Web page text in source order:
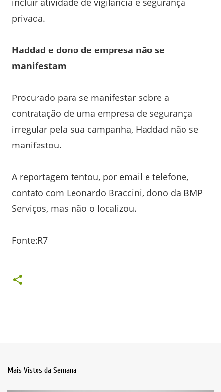
incluir atividade de vigilância e segurança
privada.
Haddad e dono de empresa não se
manifestam
Procurado para se manifestar sobre a
contratação de uma empresa de segurança
irregular pela sua campanha, Haddad não se
manifestou.
A reportagem tentou, por email e telefone,
contato com Leonardo Braccini, dono da BMP
Serviços, mas não o localizou.
Fonte:R7
Mais Vistos da Semana